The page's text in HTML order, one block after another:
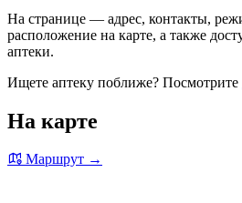
На странице — адрес, контакты,
расположение на карте, а также
аптеки.
Ищете аптеку поближе? Посмотрите
На карте
Маршрут →